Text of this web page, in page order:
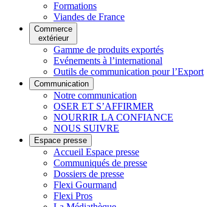
Formations
Viandes de France
Commerce
extérieur
Gamme de produits exportés
Evénements à l’international
Outils de communication pour l’Export
Communication
Notre communication
OSER ET S’AFFIRMER
NOURRIR LA CONFIANCE
NOUS SUIVRE
Espace presse
Accueil Espace presse
Communiqués de presse
Dossiers de presse
Flexi Gourmand
Flexi Pros